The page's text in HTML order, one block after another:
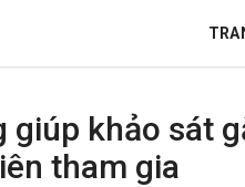
giúp khảo sát
tham gia